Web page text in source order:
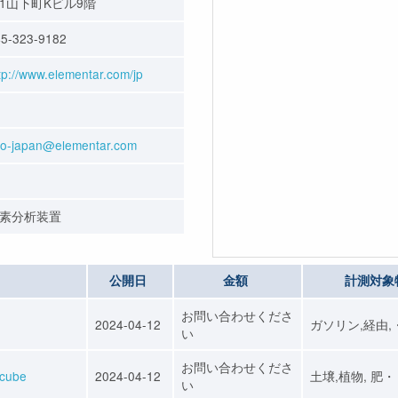
323-9182
www.elementar.com/jp
japan@elementar.com
分析装置
公開日 金額 計測対象
2024-04-12
お問い合わせくださ
い
ガソリン,経由,
2024-04-12
お問い合わせくださ
い
土壌,植物, 肥